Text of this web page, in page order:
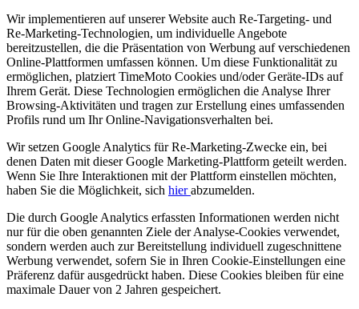
Wir implementieren auf unserer Website auch Re-Targeting- und
Re-Marketing-Technologien, um individuelle Angebote
bereitzustellen, die die Präsentation von Werbung auf verschiedenen
Online-Plattformen umfassen können. Um diese Funktionalität zu
ermöglichen, platziert TimeMoto Cookies und/oder Geräte-IDs auf
Ihrem Gerät. Diese Technologien ermöglichen die Analyse Ihrer
Browsing-Aktivitäten und tragen zur Erstellung eines umfassenden
Profils rund um Ihr Online-Navigationsverhalten bei.
Wir setzen Google Analytics für Re-Marketing-Zwecke ein, bei
denen Daten mit dieser Google Marketing-Plattform geteilt werden.
Wenn Sie Ihre Interaktionen mit der Plattform einstellen möchten,
haben Sie die Möglichkeit, sich hier abzumelden.
Die durch Google Analytics erfassten Informationen werden nicht
nur für die oben genannten Ziele der Analyse-Cookies verwendet,
sondern werden auch zur Bereitstellung individuell zugeschnittene
Werbung verwendet, sofern Sie in Ihren Cookie-Einstellungen eine
Präferenz dafür ausgedrückt haben. Diese Cookies bleiben für eine
maximale Dauer von 2 Jahren gespeichert.